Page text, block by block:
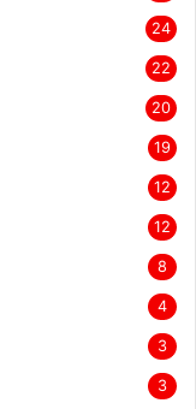
24
22
20
19
12
12
8
4
3
3